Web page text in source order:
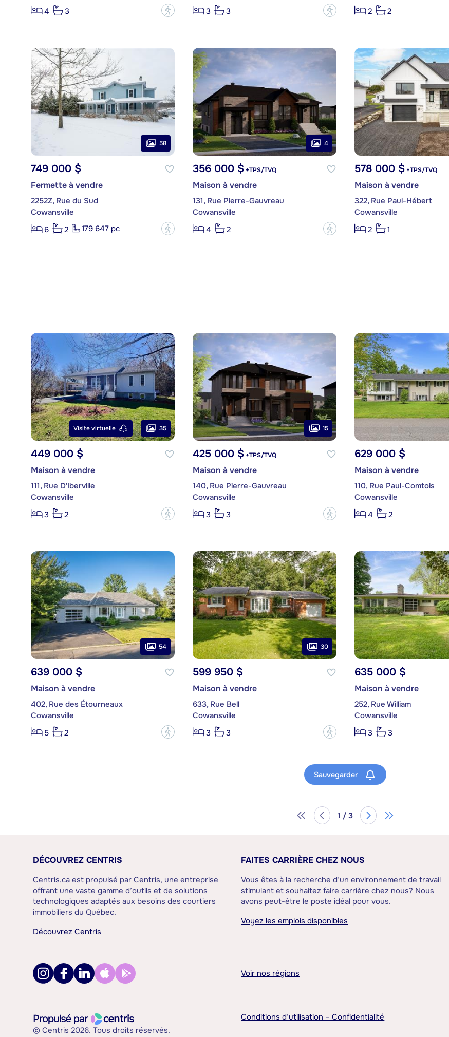
4
3 ?
3
3 ?
2
2
58
749 000 $
Fermette à vendre
2252Z, Rue du Sud
Cowansville
6
2 179 647 pc ?
4
356 000 $+TPS/TVQ
Maison à vendre
131, Rue Pierre-Gauvreau
Cowansville
4
2 ?
578 000 $+TPS/TVQ
Maison à vendre
322, Rue Paul-Hébert
Cowansville
2
1
Visite virtuelle 35
449 000 $
Maison à vendre
111, Rue D'Iberville
Cowansville
3
2 ?
15
425 000 $+TPS/TVQ
Maison à vendre
140, Rue Pierre-Gauvreau
Cowansville
3
3 ?
629 000 $
Maison à vendre
110, Rue Paul-Comtois
Cowansville
4
2
54
639 000 $
Maison à vendre
402, Rue des Étourneaux
Cowansville
5
2 ?
30
599 950 $
Maison à vendre
633, Rue Bell
Cowansville
3
3 ?
635 000 $
Maison à vendre
252, Rue William
Cowansville
3
3
Sauvegarder
1 / 3
DÉCOUVREZ CENTRIS
Centris.ca est propulsé par Centris, une entreprise
offrant une vaste gamme d’outils et de solutions
technologiques adaptés aux besoins des courtiers
immobiliers du Québec.
Découvrez Centris
FAITES CARRIÈRE CHEZ NOUS
Vous êtes à la recherche d’un environnement de travail
stimulant et souhaitez faire carrière chez nous? Nous
avons peut-être le poste idéal pour vous.
Voyez les emplois disponibles
Voir nos régions
© Centris 2026. Tous droits réservés.
Conditions d’utilisation – Confidentialité